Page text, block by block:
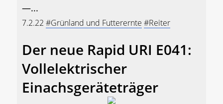
—...
7.2.22 #Grünland und Futterernte #Reiter
Der neue Rapid URI E041:
Vollelektrischer
Einachsgeräteträger